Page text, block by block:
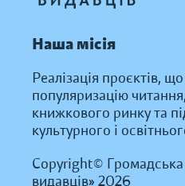
Наша місія
Реалізація проєктів,
популяризацію
книжкового ринку та
культурного і
Copyright© Громадська
видавців» 2026